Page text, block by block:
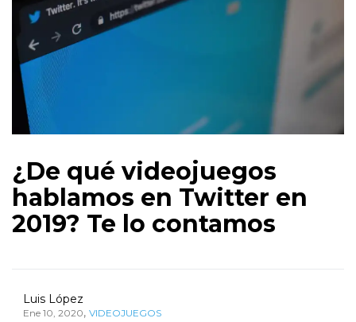
¿De qué videojuegos
hablamos en Twitter en
2019? Te lo contamos
Luis López
Ene 10, 2020, VIDEOJUEGOS